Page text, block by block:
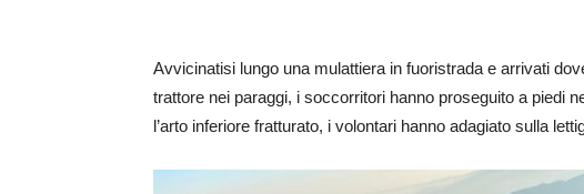
Avvicinatisi lungo una mulattiera in fuoristrada e arrivati
trattore nei paraggi, i soccorritori hanno proseguito a piedi
l’arto inferiore fratturato, i volontari hanno adagiato sulla